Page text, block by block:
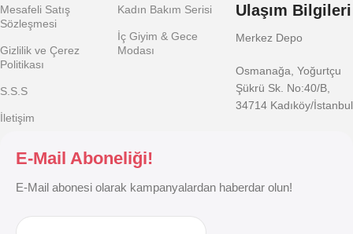
Mesafeli Satış
Sözleşmesi
Gizlilik ve Çerez
Politikası
S.S.S
İletişim
Kadın Bakım Serisi
İç Giyim & Gece
Modası
Ulaşım Bilgileri
Merkez Depo
Osmanağa, Yoğurtçu
Şükrü Sk. No:40/B,
34714 Kadıköy/İstanbul
E-Mail Aboneliği!
E-Mail abonesi olarak kampanyalardan haberdar olun!